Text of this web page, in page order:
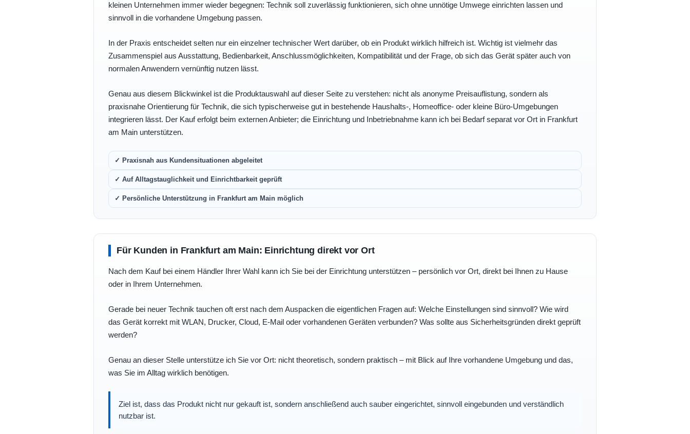
kleinen Unternehmen immer wieder begegnen: Technik soll zuverlässig funktionieren, sich ohne unnötige Umwege einrichten lassen und
sinnvoll in die vorhandene Umgebung passen.
In der Praxis entscheidet selten nur ein einzelner technischer Wert darüber, ob ein Produkt wirklich hilfreich ist. Wichtig ist vielmehr das
Zusammenspiel aus Ausstattung, Bedienbarkeit, Anschlussmöglichkeiten, Kompatibilität und der Frage, ob sich das Gerät später auch von
normalen Anwendern vernünftig nutzen lässt.
Genau aus diesem Blickwinkel ist die Produktauswahl auf dieser Seite zu verstehen: nicht als anonyme Preisauflistung, sondern als
praxisnahe Orientierung für Technik, die sich typischerweise gut in bestehende Haushalts-, Homeoffice- oder kleine Büro-Umgebungen
integrieren lässt. Der Kauf erfolgt beim externen Anbieter; die Einrichtung und Inbetriebnahme kann ich bei Bedarf separat vor Ort in Frankfurt
am Main unterstützen.
✓ Praxisnah aus Kundensituationen abgeleitet
✓ Auf Alltagstauglichkeit und Einrichtbarkeit geprüft
✓ Persönliche Unterstützung in Frankfurt am Main möglich
Für Kunden in Frankfurt am Main: Einrichtung direkt vor Ort
Nach dem Kauf bei einem Händler Ihrer Wahl kann ich Sie bei der Einrichtung unterstützen – persönlich vor Ort, direkt bei Ihnen zu Hause
oder in Ihrem Unternehmen.
Gerade bei neuer Technik tauchen oft erst nach dem Auspacken die eigentlichen Fragen auf: Welche Einstellungen sind sinnvoll? Wie wird
das Gerät korrekt mit WLAN, Drucker, Cloud, E-Mail oder vorhandenen Geräten verbunden? Was sollte aus Sicherheitsgründen direkt geprüft
werden?
Genau an dieser Stelle unterstütze ich Sie vor Ort: nicht theoretisch, sondern praktisch – mit Blick auf Ihre vorhandene Umgebung und das,
was Sie im Alltag wirklich benötigen.
Ziel ist, dass das Produkt nicht nur gekauft ist, sondern anschließend auch sauber eingerichtet, sinnvoll eingebunden und verständlich
nutzbar ist.